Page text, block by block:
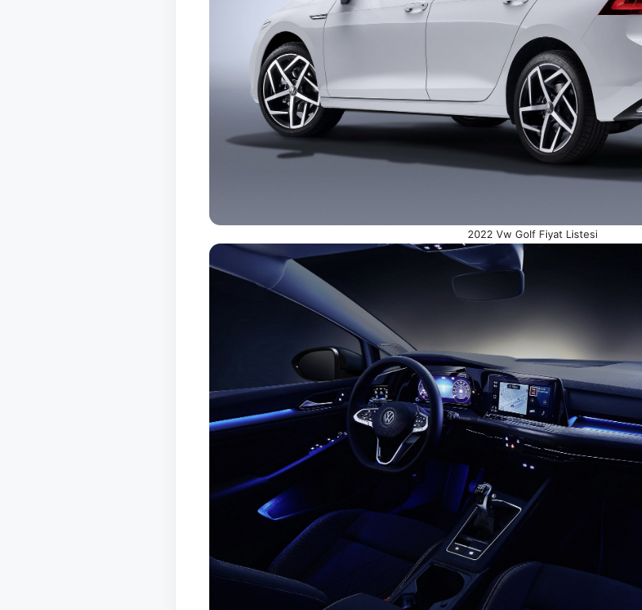
2022 Vw Golf Fiyat Listesi